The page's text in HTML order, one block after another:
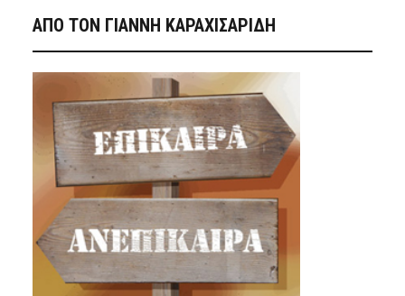
ΑΠΟ ΤΟΝ ΓΙΑΝΝΗ ΚΑΡΑΧΙΣΑΡΙΔΗ